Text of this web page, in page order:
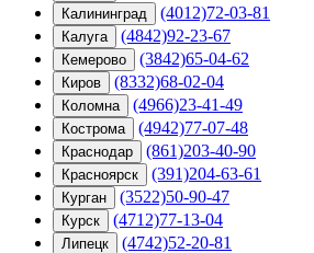
Калининград (4012)72-03-81
Калуга (4842)92-23-67
Кемерово (3842)65-04-62
Киров (8332)68-02-04
Коломна (4966)23-41-49
Кострома (4942)77-07-48
Краснодар (861)203-40-90
Красноярск (391)204-63-61
Курган (3522)50-90-47
Курск (4712)77-13-04
Липецк (4742)52-20-81